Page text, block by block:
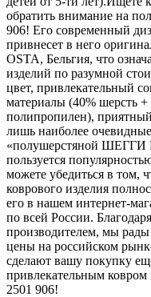
обратить внимание на
906! Его современный
привнесет в него
OSTA, Бельгия, что
изделий по разумной
цвет, привлекательный
материалы (40% шерсть
полипропилен),
лишь наиболее
«полушерстяной ШЕГГИ
пользуется
можете убедиться в том,
коврового изделия
его в нашем интернет-
по всей России.
производителем, мы
цены на российском
сделают вашу покупку
привлекательным
2501 906!